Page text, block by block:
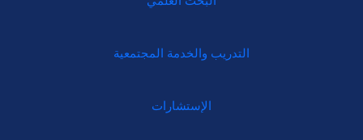
التدريب والخدمة المجتمعية
الإستشارات